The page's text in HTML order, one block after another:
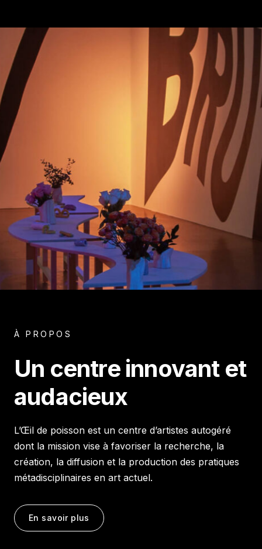
À PROPOS
Un centre innovant et
audacieux
L’Œil de poisson est un centre d’artistes autogéré
dont la mission vise à favoriser la recherche, la
création, la diffusion et la production des pratiques
métadisciplinaires en art actuel.
En savoir plus